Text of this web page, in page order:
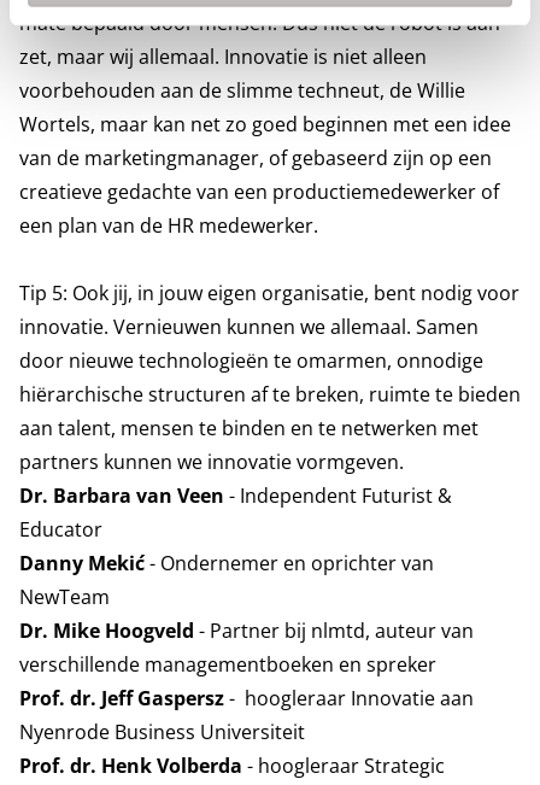
mate bepaald door mensen. Dus niet de robot is aan
zet, maar wij allemaal. Innovatie is niet alleen
voorbehouden aan de slimme techneut, de Willie
Wortels, maar kan net zo goed beginnen met een idee
van de marketingmanager, of gebaseerd zijn op een
creatieve gedachte van een productiemedewerker of
een plan van de HR medewerker.
Tip 5: Ook jij, in jouw eigen organisatie, bent nodig voor
innovatie. Vernieuwen kunnen we allemaal. Samen
door nieuwe technologieën te omarmen, onnodige
hiërarchische structuren af te breken, ruimte te bieden
aan talent, mensen te binden en te netwerken met
partners kunnen we innovatie vormgeven.
Dr. Barbara van Veen - Independent Futurist &
Educator
Danny Mekić- Ondernemer en oprichter van
NewTeam
Dr. Mike Hoogveld - Partner bij nlmtd, auteur van
verschillende managementboeken en spreker
Prof. dr. Jeff Gaspersz- hoogleraar Innovatie aan
Nyenrode Business Universiteit
Prof. dr. Henk Volberda - hoogleraar Strategic